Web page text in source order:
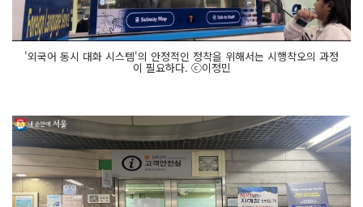
'외국어 동시 대화 시스템'의 안정적인 정착을 위해서는 시행착오의 과정
이 필요하다. ⓒ이정민